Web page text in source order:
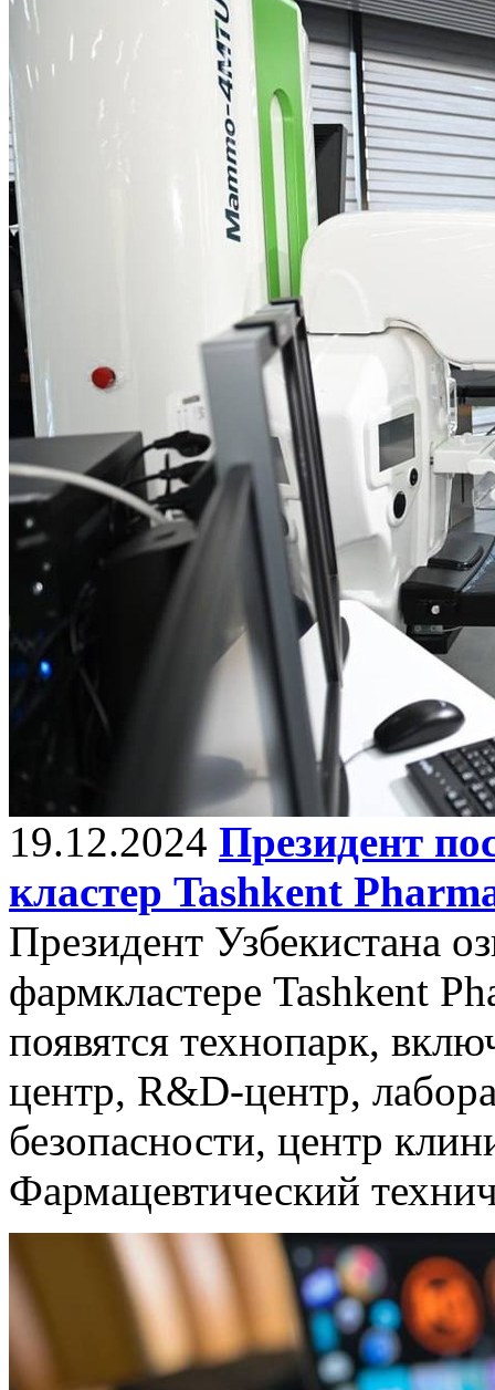
19.12.2024 Президент
кластер Tashkent
Президент Узбекистана
фармкластере Tashkent
появятся технопарк,
центр, R&D-центр,
безопасности, центр
Фармацевтический